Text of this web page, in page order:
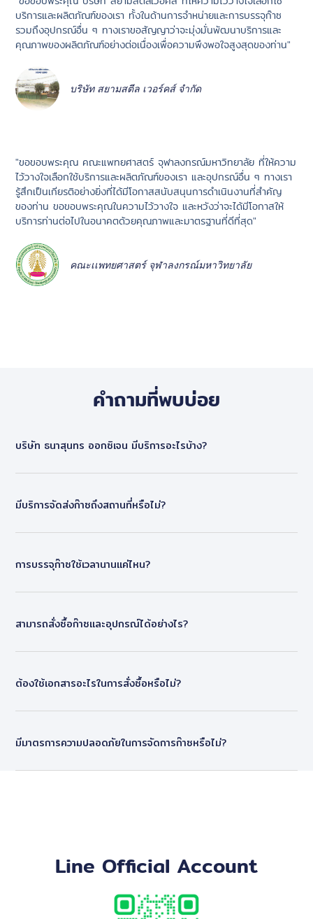
บริการและผลิตภัณฑ์ของเรา ทั้งในด้านการจำหน่ายและการบรรจุก๊าซ
รวมถึงอุปกรณ์อื่น ๆ ทางเราขอสัญญาว่าจะมุ่งมั่นพัฒนาบริการและ
คุณภาพของผลิตภัณฑ์อย่างต่อเนื่องเพื่อความพึงพอใจสูงสุดของท่าน"
บริษัท สยามสตีล เวอร์คส์ จำกัด
"ขอขอบพระคุณ คณะแพทยศาสตร์ จุฬาลงกรณ์มหาวิทยาลัย ที่ให้ความ
ไว้วางใจเลือกใช้บริการและผลิตภัณฑ์ของเรา และอุปกรณ์อื่น ๆ ทางเรา
รู้สึกเป็นเกียรติอย่างยิ่งที่ได้มีโอกาสสนับสนุนการดำเนินงานที่สำคัญ
ของท่าน ขอขอบพระคุณในความไว้วางใจ และหวังว่าจะได้มีโอกาสให้
บริการท่านต่อไปในอนาคตด้วยคุณภาพและมาตรฐานที่ดีที่สุด"
คณะเเพทยศาสตร์ จุฬาลงกรณ์มหาวิทยาลัย
คำถามที่พบบ่อย
บริษัท ธนาสุนทร ออกซิเจน มีบริการอะไรบ้าง?
มีบริการจัดส่งก๊าซถึงสถานที่หรือไม่?
การบรรจุก๊าซใช้เวลานานแค่ไหน?
สามารถสั่งซื้อก๊าซและอุปกรณ์ได้อย่างไร?
ต้องใช้เอกสารอะไรในการสั่งซื้อหรือไม่?
มีมาตรการความปลอดภัยในการจัดการก๊าซหรือไม่?
Line Official Account